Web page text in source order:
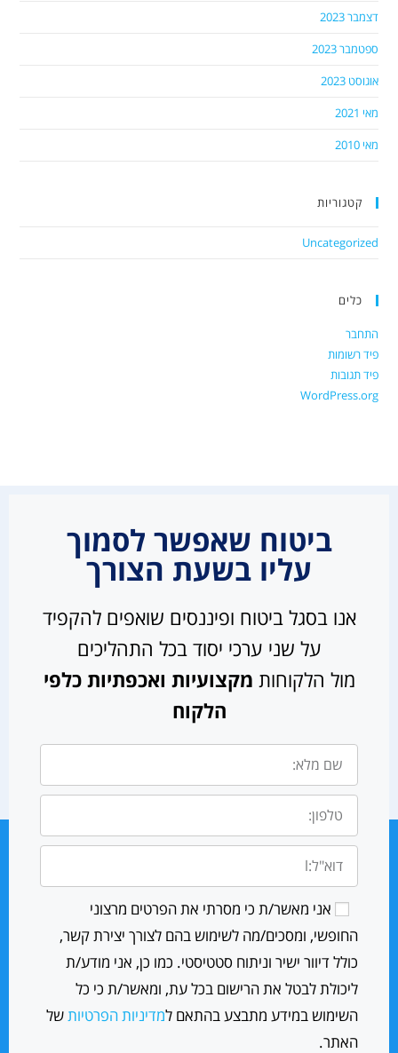
דצמבר 2023
ספטמבר 2023
אוגוסט 2023
מאי 2021
מאי 2010
קטגוריות
Uncategorized
כלים
התחבר
פיד רשומות
פיד תגובות
WordPress.org
ביטוח שאפשר לסמוך
עליו בשעת הצורך
אנו בסגל ביטוח ופיננסים שואפים להקפיד
על שני ערכי יסוד בכל התהליכים
מול הלקוחות מקצועיות ואכפתיות כלפי
הלקוח
אני מאשר/ת כי מסרתי את הפרטים מרצוני
החופשי, ומסכים/מה לשימוש בהם לצורך יצירת קשר,
כולל דיוור ישיר וניתוח סטטיסטי. כמו כן, אני מודע/ת
ליכולת לבטל את הרישום בכל עת, ומאשר/ת כי כל
השימוש במידע מתבצע בהתאם למדיניות הפרטיותשל
האתר.